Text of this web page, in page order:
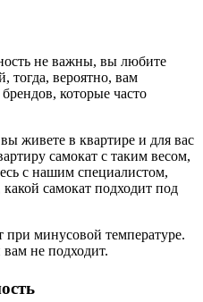
не важны, вы любите
тогда, вероятно, вам
которые часто
живете в квартире и для вас
самокат с таким весом,
с нашим специалистом,
самокат подходит под
при минусовой температуре.
не подходит.